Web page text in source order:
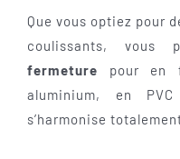
Que vous optiez pour
coulissants, vous
fermeture pour en
aluminium, en
s’harmonise